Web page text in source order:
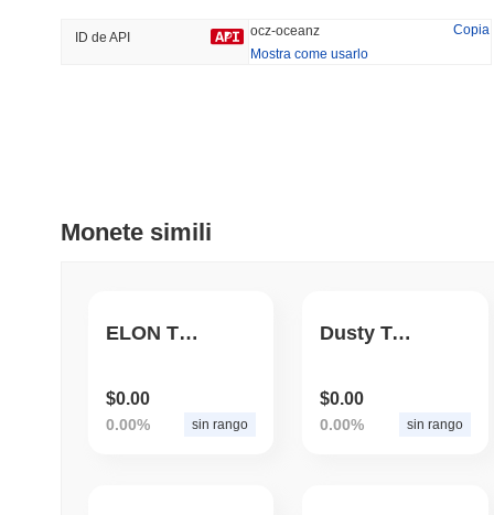
0.63%
ID de API ocz-oceanz
Copia
Mostra come usarlo
Monete simili
ELON TRUMP TOKEN
$0.00
0.00% sin rango
Dusty Token
$0.00
0.00% sin rango